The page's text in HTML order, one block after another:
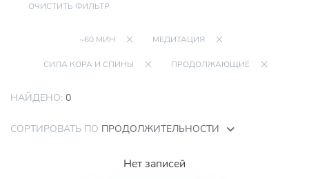
ОЧИСТИТЬ ФИЛЬТР
~60 МИН МЕДИТАЦИЯ
СИЛА КОРА И СПИНЫ ПРОДОЛЖАЮЩИЕ
НАЙДЕНО: 0
СОРТИРОВАТЬ ПО ПРОДОЛЖИТЕЛЬНОСТИ
Нет записей